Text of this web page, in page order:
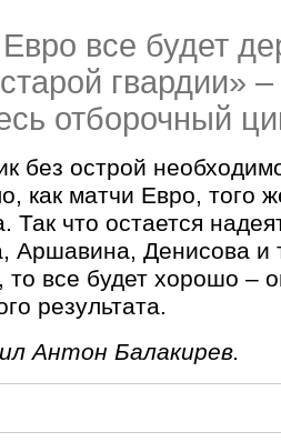
все будет
старой гвардии»
отборочный
без острой
как матчи Евро, того
Так что остается
Аршавина, Денисова и
то все будет хорошо –
результата.
Антон Балакирев.